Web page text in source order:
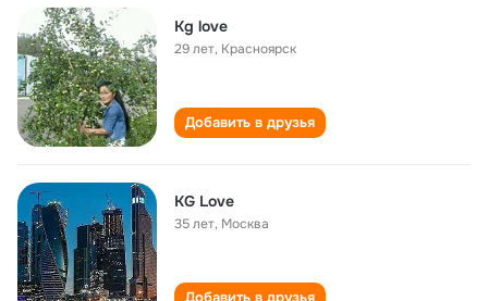
Kg love
29 лет, Красноярск
Добавить в друзья
KG Love
35 лет, Москва
Добавить в друзья